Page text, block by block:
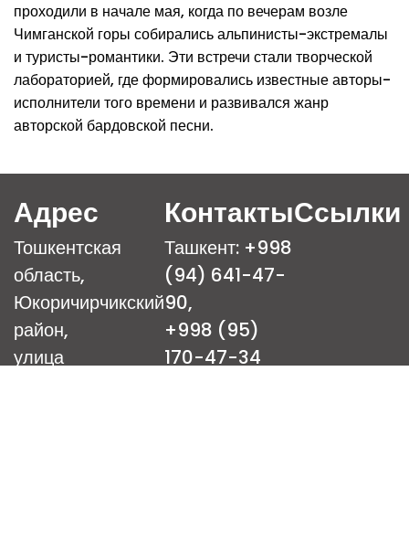
проходили в начале мая, когда по вечерам возле
Чимганской горы собирались альпинисты-экстремалы
и туристы-романтики. Эти встречи стали творческой
лабораторией, где формировались известные авторы-
исполнители того времени и развивался жанр
авторской бардовской песни.
Адрес
Тошкентская
область,
Юкоричирчикский
район,
улица
Контакты
Ташкент: +998
(94) 641-47-
90,
+998 (95)
170-47-34
Ссылки